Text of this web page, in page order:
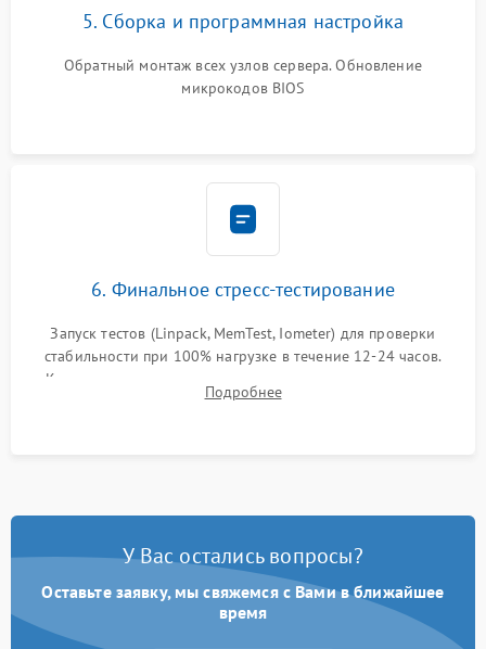
5. Сборка и программная настройка
Обратный монтаж всех узлов сервера. Обновление
микрокодов BIOS
6. Финальное стресс-тестирование
Запуск тестов (Linpack, MemTest, Iometer) для проверки
стабильности при 100% нагрузке в течение 12-24 часов.
Контроль температурных режимов, проверка отсутствия
троттлинга и подготовка сервера к выдаче.
Подробнее
У Вас остались вопросы?
Оставьте заявку, мы свяжемся с Вами в ближайшее
время